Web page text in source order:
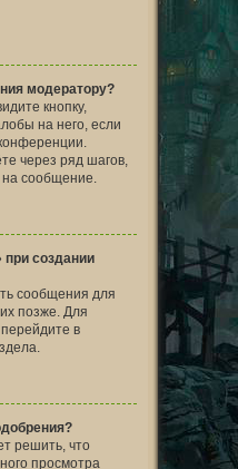
модератору?
кнопку,
на него, если
через ряд шагов,
сообщение.
при создании
сообщения для
позже. Для
в
решить, что
просмотра